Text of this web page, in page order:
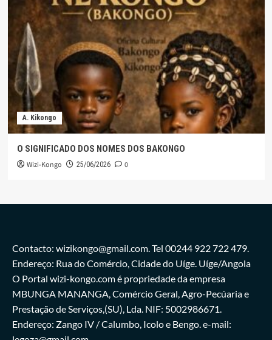
A. Kikongo
O SIGNIFICADO DOS NOMES DOS BAKONGO
Wizi-Kongo 25/06/2026 0
Contacto: wizikongo@gmail.com. Tel 00244 922 722 479.
Endereço: Rua do Comércio, Cidade do Uíge. Uíge/Angola
O Portal wizi-kongo.com é propriedade da empresa
MBUNGA MANANGA, Comércio Geral, Agro-Pecúaria e
Prestação de Serviços,(SU), Lda. NIF: 5002986671.
Endereço: Zango IV / Calumbo, Icolo e Bengo. e-mail: